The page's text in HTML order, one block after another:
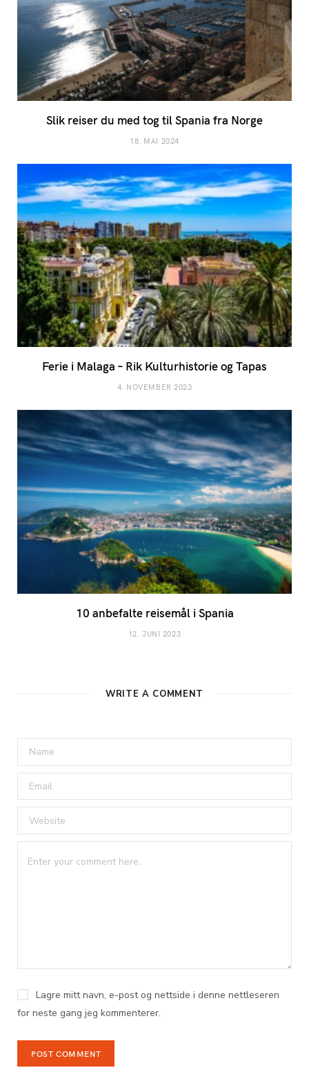
Slik reiser du med tog til Spania fra Norge
18. MAI 2024
Ferie i Malaga – Rik Kulturhistorie og Tapas
4. NOVEMBER 2023
10 anbefalte reisemål i Spania
12. JUNI 2023
WRITE A COMMENT
Lagre mitt navn, e-post og nettside i denne nettleseren
for neste gang jeg kommenterer.